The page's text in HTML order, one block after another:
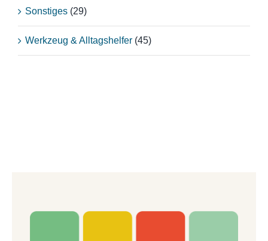
Sonstiges (29)
Werkzeug & Alltagshelfer (45)